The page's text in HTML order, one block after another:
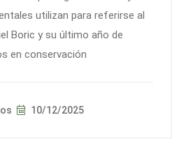
utilizan para referirse al
Boric y su último año de
en conservación
10/12/2025